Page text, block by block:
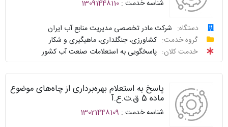
سوالات
سامانه
خدمات
دولت
توافقنامه
نظرسنجی
سوالات
شناسه خدمت : 13091448110
دستگاه:
شرکت مادر تخصصی مدیریت منابع آب ایران
گروه خدمت:
کشاورزی، جنگلداری، ماهیگیری و شکار
خدمت کلان:
پاسخگویی به استعلامات صنعت آب کشور
درخواست
پیگیری
واحد
پاسخگو
پاسخ به استعلام بهره‌برداری از چاه‌های موضوع
ماده 5 ق.ت.ع.آ
شناسه خدمت : 13021448109